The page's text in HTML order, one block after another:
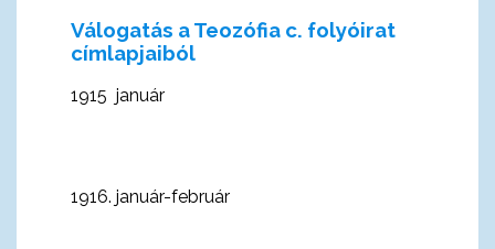
Válogatás a Teozófia c. folyóirat
címlapjaiból
1915 január
1916. január-február